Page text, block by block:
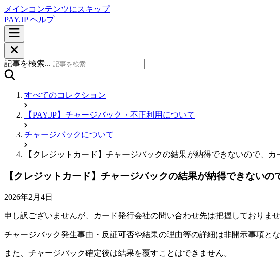
メインコンテンツにスキップ
PAY.JP ヘルプ
記事を検索...
すべてのコレクション
【PAY.JP】チャージバック・不正利用について
チャージバックについて
【クレジットカード】チャージバックの結果が納得できないので、
【クレジットカード】チャージバックの結果が納得できない
2026年2月4日
申し訳ございませんが、カード発行会社の問い合わせ先は把握しておりませ
チャージバック発生事由・反証可否や結果の理由等の詳細は非開示事項と
また、チャージバック確定後は結果を覆すことはできません。